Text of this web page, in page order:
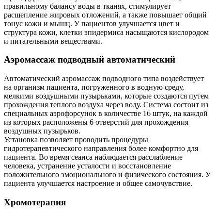
правильному балансу воды в тканях, стимулирует
расщепление жировых отложений, а также повышает общий
тонус кожи и мышц. У пациентов улучшается цвет и
структура кожи, клетки эпидермиса насыщаются кислородом
и питательными веществами.
Аэромассаж подводный автоматический
Автоматический аэромассаж подводного типа воздействует
на организм пациента, погруженного в водную среду,
мелкими воздушными пузырьками, которые создаются путем
прохождения теплого воздуха через воду. Система состоит из
специальных аэрофорсунок в количестве 16 штук, на каждой
из которых расположены 6 отверстий для прохождения
воздушных пузырьков.
Установка позволяет проводить процедуры
гидротерапевтического направления более комфортно для
пациента. Во время сеанса наблюдается расслабление
человека, устранение усталости и восстановление
положительного эмоционального и физического состояния. У
пациента улучшается настроение и общее самочувствие.
Хромотерапия